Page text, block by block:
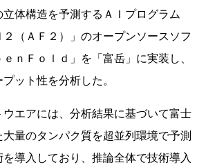
体構造を予測するＡＩプログラム
２（ＡＦ２）」のオープンソースソフ
ｎＦｏｌｄ」を「富岳」に実装し、
ット性を分析した。
エアには、分析結果に基づいて富士
量のタンパク質を超並列環境で予測
導入しており、推論全体で技術導入